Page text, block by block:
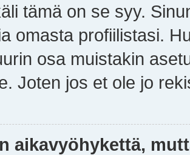
tämä on se syy.
omasta profiilistasi.
osa muistakin
Joten jos et ole jo
aikavyöhykettä,